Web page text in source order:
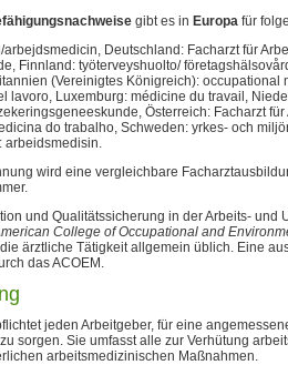
gibt es in Europa für
Deutschland: Facharzt für
Finnland: työterveyshuolto/
(Vereinigtes Königreich): occupational
lavoro, Luxemburg: médicine du travail,
Österreich: Facharzt
do trabalho, Schweden: yrkes- och
arbeidsmedisin.
wird eine vergleichbare
und Qualitätssicherung in der Arbeits- und
College of Occupational and
ärztliche Tätigkeit allgemein üblich. Eine
das ACOEM.
jeden Arbeitgeber, für eine
sorgen. Sie umfasst alle zur Verhütung
arbeitsmedizinischen Maßnahmen.